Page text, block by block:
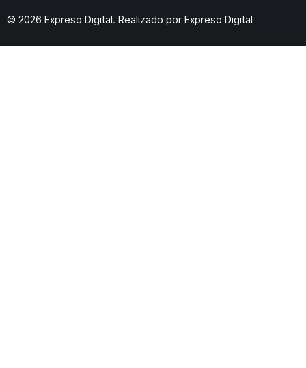
© 2026 Expreso Digital. Realizado por Expreso Digital